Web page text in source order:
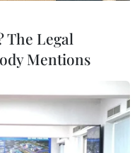
đổi khí hậu trong
The Legal
Mentions